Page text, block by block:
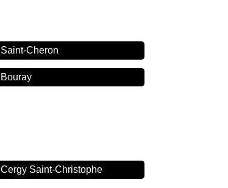
Saint-Cheron
Bouray
Cergy Saint-Christophe